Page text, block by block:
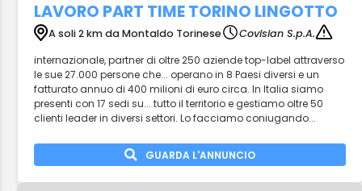
LAVORO PART TIME TORINO LINGOTTO
A soli 2 km da Montaldo Torinese
Covisian S.p.A.
internazionale, partner di oltre 250 aziende top-label attraverso
le sue 27.000 persone che... operano in 8 Paesi diversi e un
fatturato annuo di 400 milioni di euro circa. In Italia siamo
presenti con 17 sedi su... tutto il territorio e gestiamo oltre 50
clienti leader in diversi settori. Lo facciamo coniugando...
GUARDA L'ANNUNCIO